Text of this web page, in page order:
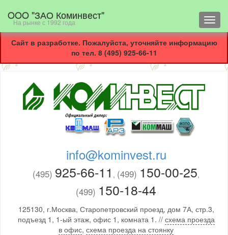
OOO "ЗАО Коминвест"
На рынке с 1992 года
Сайт в разработке. Пожалуйста, уточняйте информацию
по тел. 8 (495) 925-66-11
info@kominvest.ru
(495) 925-66-11 , (499) 150-00-25,
(499) 150-18-44
125130, г.Москва, Старопетровский проезд, дом 7А, стр.3,
подъезд 1, 1-ый этаж, офис 1, комната 1. // схема проезда
в офис, схема проезда на стоянку